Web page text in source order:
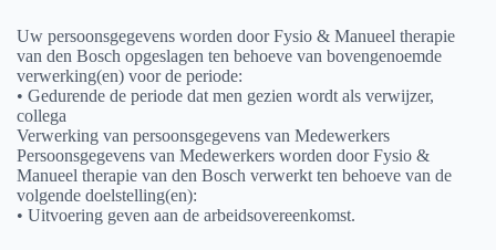
Uw persoonsgegevens worden door Fysio & Manueel therapie
van den Bosch opgeslagen ten behoeve van bovengenoemde
verwerking(en) voor de periode:
• Gedurende de periode dat men gezien wordt als verwijzer,
collega
Verwerking van persoonsgegevens van Medewerkers
Persoonsgegevens van Medewerkers worden door Fysio &
Manueel therapie van den Bosch verwerkt ten behoeve van de
volgende doelstelling(en):
• Uitvoering geven aan de arbeidsovereenkomst.